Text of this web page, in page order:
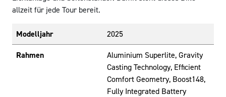
allzeit für jede Tour bereit.
Modelljahr 2025
Rahmen
Aluminium Superlite, Gravity
Casting Technology, Efficient
Comfort Geometry, Boost148,
Fully Integrated Battery